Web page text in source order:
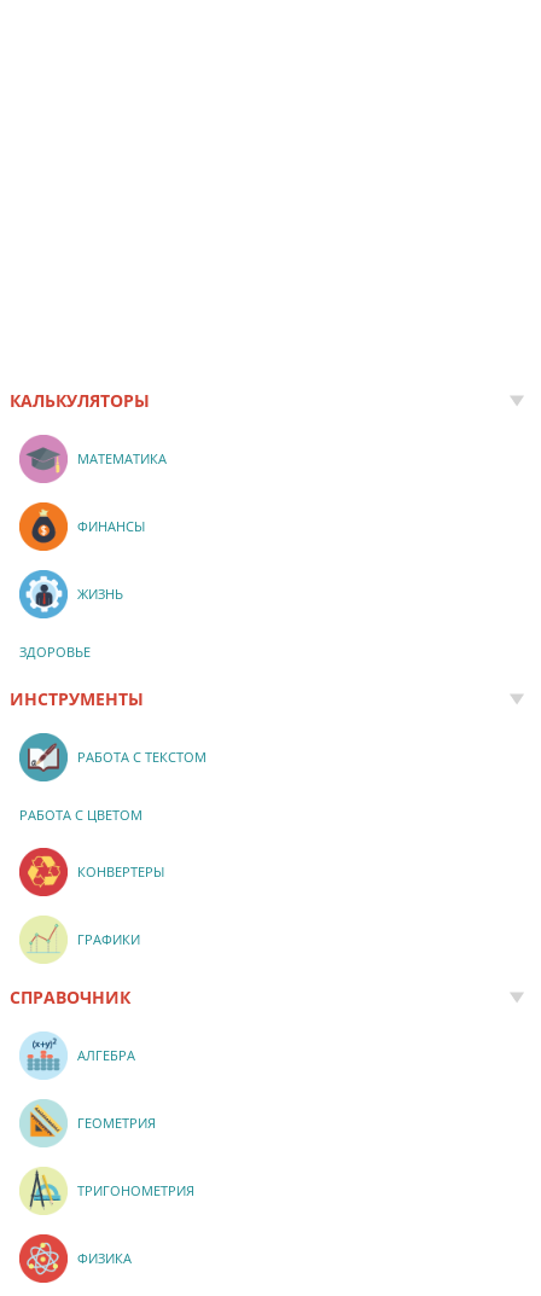
КАЛЬКУЛЯТОРЫ
МАТЕМАТИКА
ФИНАНСЫ
ЖИЗНЬ
ЗДОРОВЬЕ
ИНСТРУМЕНТЫ
РАБОТА С ТЕКСТОМ
РАБОТА С ЦВЕТОМ
КОНВЕРТЕРЫ
ГРАФИКИ
СПРАВОЧНИК
АЛГЕБРА
ГЕОМЕТРИЯ
ТРИГОНОМЕТРИЯ
ФИЗИКА